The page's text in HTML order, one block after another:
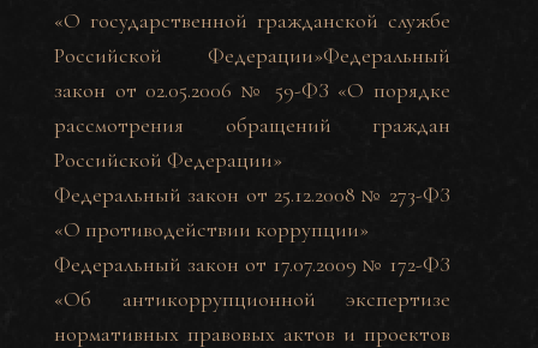
«О государственной гражданской службе
Российской Федерации»Федеральный
закон от 02.05.2006 № 59-ФЗ «О порядке
рассмотрения обращений граждан
Российской Федерации»
Федеральный закон от 25.12.2008 № 273-ФЗ
«О противодействии коррупции»
Федеральный закон от 17.07.2009 № 172-ФЗ
«Об антикоррупционной экспертизе
нормативных правовых актов и проектов